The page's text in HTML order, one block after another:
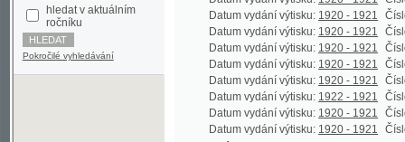
Pokročilé vyhledávání
Datum vydání výtisku: 1920 - 1921 Číslo
Datum vydání výtisku: 1920 - 1921 Číslo
Datum vydání výtisku:1920 - 1921 Číslo
Datum vydání výtisku:1922 - 1921 Číslo
Datum vydání výtisku:1920 - 1921 Číslo
Datum vydání výtisku:1920 - 1921 Číslo
Stránka periodika: [1] (titulní strana) [2]